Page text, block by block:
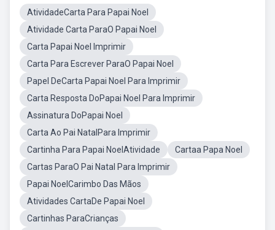
AtividadeCarta Para Papai Noel
Atividade Carta ParaO Papai Noel
Carta Papai Noel Imprimir
Carta Para Escrever ParaO Papai Noel
Papel DeCarta Papai Noel Para Imprimir
Carta Resposta DoPapai Noel Para Imprimir
Assinatura DoPapai Noel
Carta Ao Pai NatalPara Imprimir
Cartinha Para Papai NoelAtividade
Cartaa Papa Noel
Cartas ParaO Pai Natal Para Imprimir
Papai NoelCarimbo Das Mãos
Atividades CartaDe Papai Noel
Cartinhas ParaCrianças